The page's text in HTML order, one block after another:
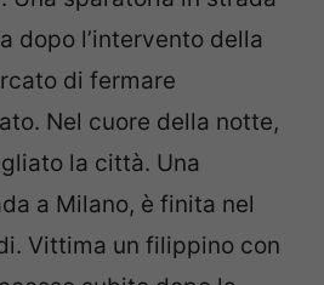
dopo l’intervento della
di fermare
Nel cuore della notte,
la città. Una
a Milano, è finita nel
Vittima un filippino con